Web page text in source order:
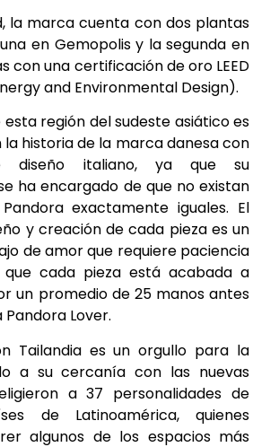
la marca cuenta con dos plantas
en Gemopolis y la segunda en
con una certificación de oro LEED
and Environmental Design).
esta región del sudeste asiático es
la historia de la marca danesa con
diseño italiano, ya que su
ha encargado de que no existan
exactamente iguales. El
y creación de cada pieza es un
de amor que requiere paciencia
cada pieza está acabada a
un promedio de 25 manos antes
Lover.
Tailandia es un orgullo para la
a su cercanía con las nuevas
a 37 personalidades de
de Latinoamérica, quienes
algunos de los espacios más